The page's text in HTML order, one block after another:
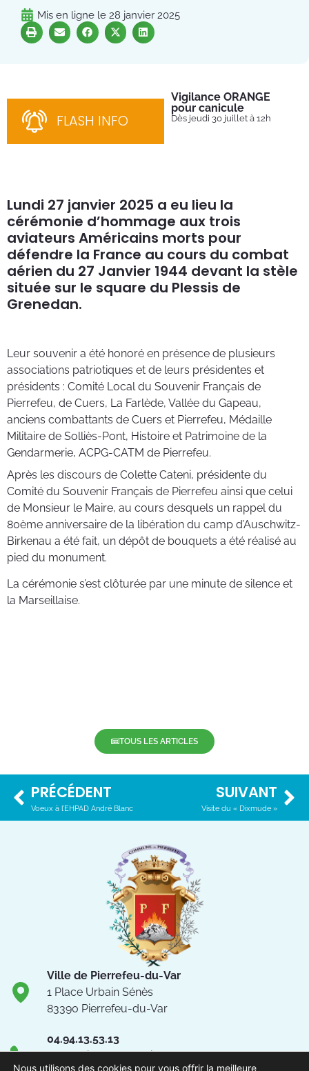
Mis en ligne le 28 janvier 2025
FLASH INFO
Vigilance ORANGE
pour canicule
Dès jeudi 30 juillet à 12h
Lundi 27 janvier 2025 a eu lieu la
cérémonie d’hommage aux trois
aviateurs Américains morts pour
défendre la France au cours du combat
aérien du 27 Janvier 1944 devant la stèle
située sur le square du Plessis de
Grenedan.
Leur souvenir a été honoré en présence de plusieurs
associations patriotiques et de leurs présidentes et
présidents : Comité Local du Souvenir Français de
Pierrefeu, de Cuers, La Farlède, Vallée du Gapeau,
anciens combattants de Cuers et Pierrefeu, Médaille
Militaire de Solliès-Pont, Histoire et Patrimoine de la
Gendarmerie, ACPG-CATM de Pierrefeu.
Après les discours de Colette Cateni, présidente du
Comité du Souvenir Français de Pierrefeu ainsi que celui
de Monsieur le Maire, au cours desquels un rappel du
80ème anniversaire de la libération du camp d’Auschwitz-
Birkenau a été fait, un dépôt de bouquets a été réalisé au
pied du monument.
La cérémonie s’est clôturée par une minute de silence et
la Marseillaise.
TOUS LES ARTICLES
PRÉCÉDENT
Voeux à l’EHPAD André Blanc
SUIVANT
Visite du « Dixmude »
Ville de Pierrefeu-du-Var
1 Place Urbain Sénès
83390 Pierrefeu-du-Var
04.94.13.53.13
Du lundi au vendredi de 8h30
Nous utilisons des cookies pour vous offrir la meilleure